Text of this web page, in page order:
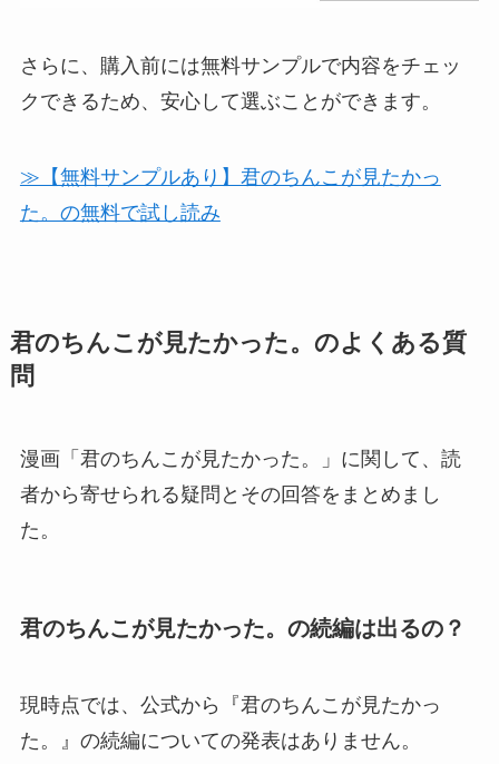
さらに、購入前には無料サンプルで内容をチェッ
クできるため、安心して選ぶことができます。
≫【無料サンプルあり】君のちんこが見たかっ
た。の無料で試し読み
君のちんこが見たかった。のよくある質
問
漫画「君のちんこが見たかった。」に関して、読
者から寄せられる疑問とその回答をまとめまし
た。
君のちんこが見たかった。の続編は出るの？
現時点では、公式から『君のちんこが見たかっ
た。』の続編についての発表はありません。